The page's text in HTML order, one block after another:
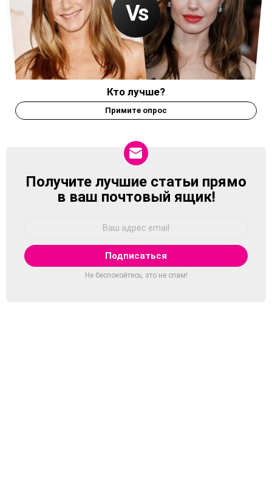
Кто лучше?
Примите опрос
NEWSLETTER
Получите лучшие статьи прямо
в ваш почтовый ящик!
Не беспокойтесь, это не спам!